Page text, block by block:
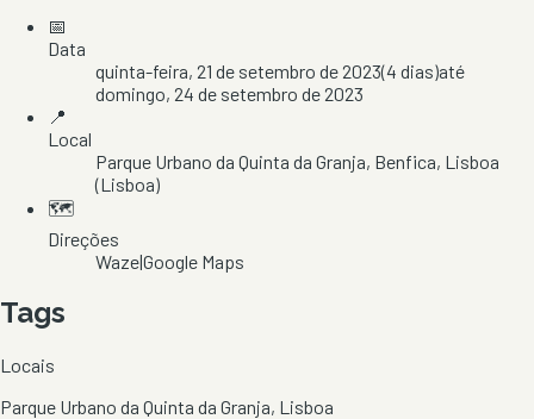
📅
Data
quinta-feira, 21 de setembro de 2023(4 dias)até
domingo, 24 de setembro de 2023
📍
Local
Parque Urbano da Quinta da Granja, Benfica, Lisboa
(Lisboa)
🗺️
Direções
Waze|Google Maps
Tags
Locais
Parque Urbano da Quinta da Granja, Lisboa